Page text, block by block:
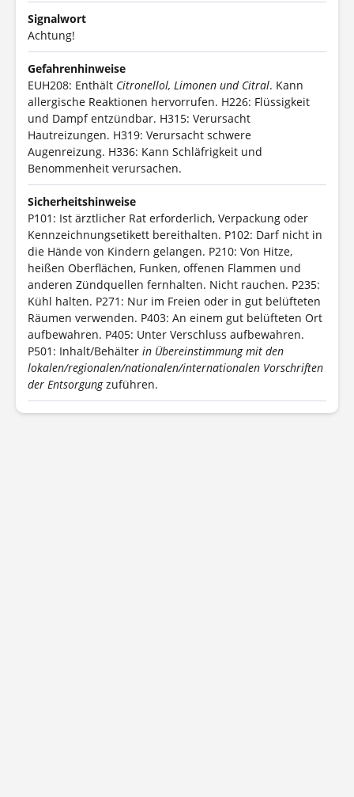
Signalwort
Achtung!
Gefahrenhinweise
EUH208: Enthält Citronellol, Limonen und Citral. Kann
allergische Reaktionen hervorrufen. H226: Flüssigkeit
und Dampf entzündbar. H315: Verursacht
Hautreizungen. H319: Verursacht schwere
Augenreizung. H336: Kann Schläfrigkeit und
Benommenheit verursachen.
Sicherheitshinweise
P101: Ist ärztlicher Rat erforderlich, Verpackung oder
Kennzeichnungsetikett bereithalten. P102: Darf nicht in
die Hände von Kindern gelangen. P210: Von Hitze,
heißen Oberflächen, Funken, offenen Flammen und
anderen Zündquellen fernhalten. Nicht rauchen. P235:
Kühl halten. P271: Nur im Freien oder in gut belüfteten
Räumen verwenden. P403: An einem gut belüfteten Ort
aufbewahren. P405: Unter Verschluss aufbewahren.
P501: Inhalt/Behälter in Übereinstimmung mit den
lokalen/regionalen/nationalen/internationalen Vorschriften
der Entsorgungzuführen.